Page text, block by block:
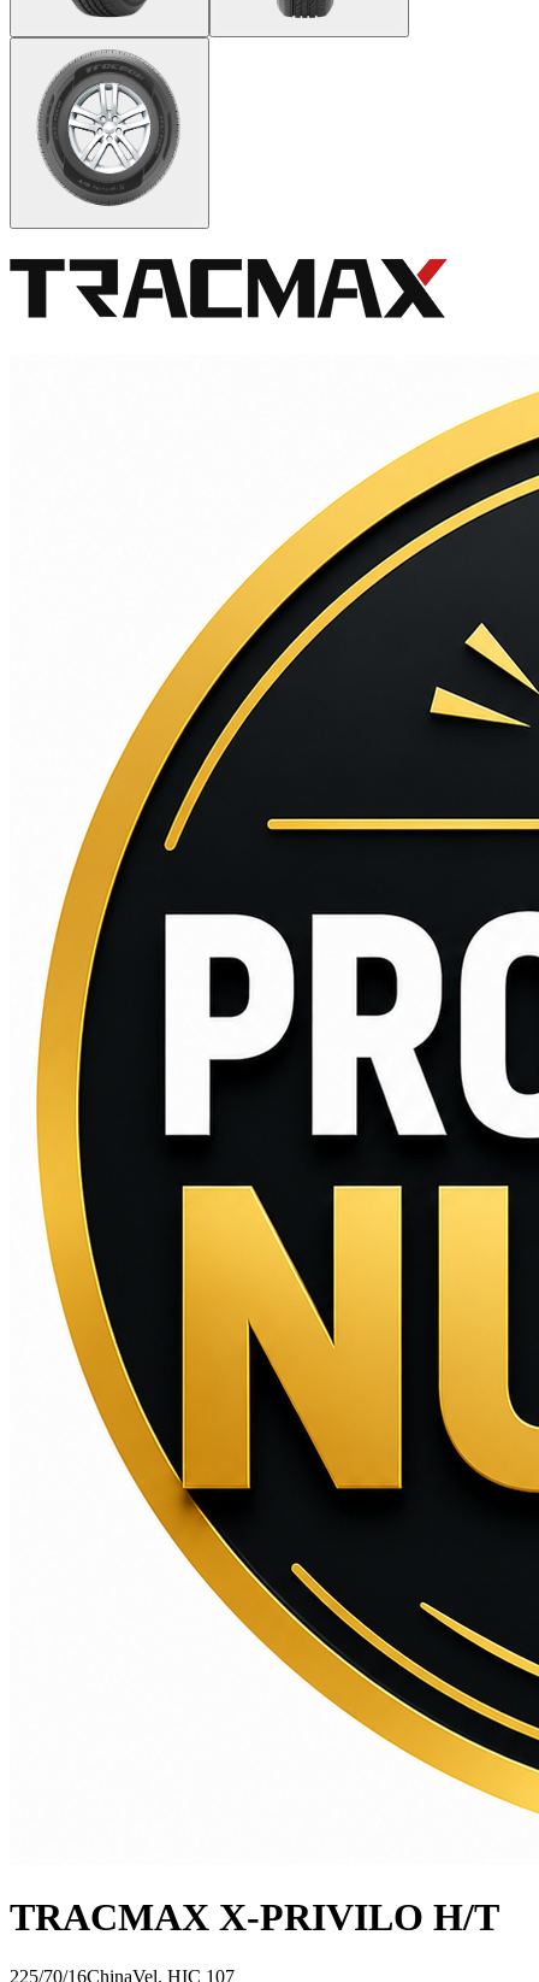
TRACMAX X-PRIVILO H/T
225/70/16ChinaVel. HIC 107